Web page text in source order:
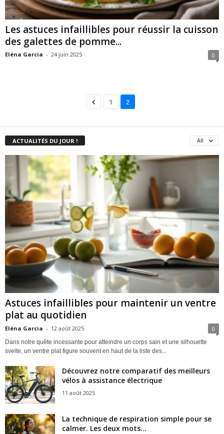
Les astuces infaillibles pour réussir la cuisson
des galettes de pomme...
Eléna Garcia - 24 juin 2025 0
1 2
ACTUALITÉS DU JOUR ! All
Astuces infaillibles pour maintenir un ventre
plat au quotidien
Eléna Garcia - 12 août 2025 0
Dans notre quête incessante pour atteindre un corps sain et une silhouette
svelte, un ventre plat figure souvent en haut de la liste des...
Découvrez notre comparatif des meilleurs
vélos à assistance électrique
11 août 2025
La technique de respiration simple pour se
calmer. Les deux mots...